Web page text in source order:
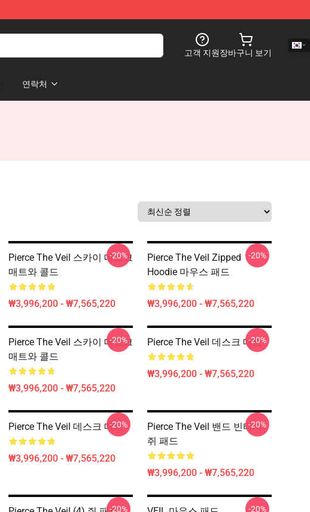
고객 지원장바구니 보기
연락처
Pierce The Veil 스카이 데스크
매트와 콜드
₩3,996,200 - ₩7,565,220
-20%
Pierce The Veil Zipped
Hoodie 마우스 패드
₩3,996,200 - ₩7,565,220
-20%
Pierce The Veil 스카이 데스크
매트와 콜드
₩3,996,200 - ₩7,565,220
-20% Pierce The Veil 데스크 매트
₩3,996,200 - ₩7,565,220
-20%
Pierce The Veil 데스크 매트
₩3,996,200 - ₩7,565,220
-20%
Pierce The Veil 밴드 빈티지
쥐 패드
₩3,996,200 - ₩7,565,220
-20%
-20% -20%